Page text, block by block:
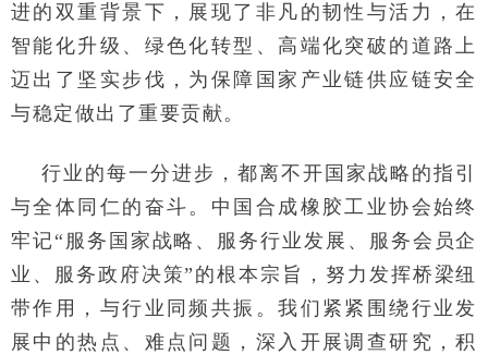
进的双重背景下，展现了非凡的韧性与活力，在
智能化升级、绿色化转型、高端化突破的道路上
迈出了坚实步伐，为保障国家产业链供应链安全
与稳定做出了重要贡献。
行业的每一分进步，都离不开国家战略的指引
与全体同仁的奋斗。中国合成橡胶工业协会始终
牢记“服务国家战略、服务行业发展、服务会员企
业、服务政府决策”的根本宗旨，努力发挥桥梁纽
带作用，与行业同频共振。我们紧紧围绕行业发
展中的热点、难点问题，深入开展调查研究，积